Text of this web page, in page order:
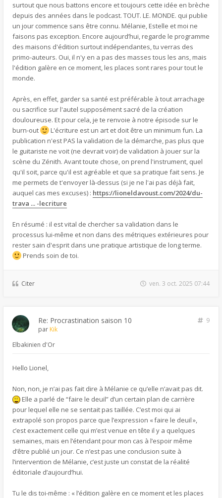
surtout que nous battons encore et toujours cette idée en brèche
depuis des années dans le podcast. TOUT. LE. MONDE. qui publie
un jour commence sans être connu. Mélanie, Estelle et moi ne
faisons pas exception. Encore aujourd’hui, regarde le programme
des maisons d'édition surtout indépendantes, tu verras des
primo-auteurs. Oui, il n'y en a pas des masses tous les ans, mais
l'édition galère en ce moment, les places sont rares pour tout le
monde.
Après, en effet, garder sa santé est préférable à tout arrachage
ou sacrifice sur l'autel supposément sacré de la création
douloureuse. Et pour cela, je te renvoie à notre épisode sur le
burn-out
L'écriture est un art et doit être un minimum fun. La
publication n'est PAS la validation de la démarche, pas plus que
le guitariste ne voit (ne devrait voir) de validation à jouer sur la
scène du Zénith. Avant toute chose, on prend l'instrument, quel
qu'il soit, parce qu'il est agréable et que sa pratique fait sens. Je
me permets de t'envoyer là-dessus (si je ne l'ai pas déjà fait,
auquel cas mes excuses) : https://lioneldavoust.com/2024/du-
trava ... -lecriture
En résumé : il est vital de chercher sa validation dans le
processus lui-même et non dans des métriques extérieures pour
rester sain d'esprit dans une pratique artistique de long terme.
Prends soin de toi.
Citer ven. 3 oct. 2025 07:44
Re: Procrastination saison 10
9
par Kik
Elbakinien d'Or
Hello Lionel,
Non, non, je n’ai pas fait dire à Mélanie ce qu’elle n’avait pas dit.
Elle a parlé de “faire le deuil” d’un certain plan de carrière
pour lequel elle ne se sentait pas taillée. C’est moi qui ai
extrapolé son propos parce que l’expression « faire le deuil »,
c’est exactement celle qui m’est venue en tête il y a quelques
semaines, mais en l’étendant pour mon cas à l’espoir même
d’être publié un jour. Ce n’est pas une conclusion suite à
l’intervention de Mélanie, c’est juste un constat de la réalité
éditoriale d’aujourd’hui.
Tu le dis toi-même : « l’édition galère en ce moment et les places